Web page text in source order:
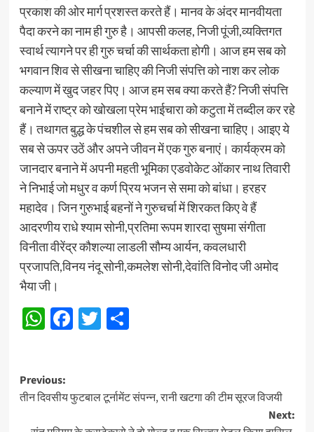
प्रकाश की ओर मार्ग प्रशस्त करते हैं। मानव के अंदर मानवीयता
पैदा करने का नाम ही गुरु है। आपसी कलह, निजी पूंजी,व्यक्तिगत
स्वार्थ त्यागने पर ही गुरु चर्चा की सार्थकता होगी। आज हम सब को
भगवान शिव से सीखना चाहिए की निजी संपत्ति को नाश कर लोक
कल्याण में खुद जहर पिए। आज हम सब क्या करते हैं? निजी संपत्ति
बनाने में राष्ट्र को खोखला प्रेम भाईचारा को कटुता में तब्दील कर रहे
हैं। तथागत बुद्ध के पंचशील से हम सब को सीखना चाहिए। आइए ये
सब से ऊपर उठें और अपने जीवन में एक गुरु बनाएं। कार्यक्रम को
जानदार बनाने में अपनी महती भूमिका एडवोकेट ओंकार नाथ तिवारी
ने निभाई जो मधुर व कर्ण प्रिय भजन से समा को बांधा। हरहर
महादेव। जिन गुरुभाई बहनों ने गुरुचर्चा में शिरकत किए वे हैं
आदरणीय राधे श्याम सोनी,प्रतिमा रूपम शारदा सुषमा संगीता
विनीता वीरेंद्र कौशल्या लाडली सौम्य आर्यन, कवलधारी
प्रजापति,विनय नंदू सोनी,कमलेश सोनी,देवांति विनोद जी अमोद
भैया जी।
WhatsApp
Facebook
Twitter
Share
Post
navigation
Previous:
तीन दिवसीय फुटबाल टूर्नामेंट संपन्न, रानी खटगा की टीम सूरज विजयी
Next: